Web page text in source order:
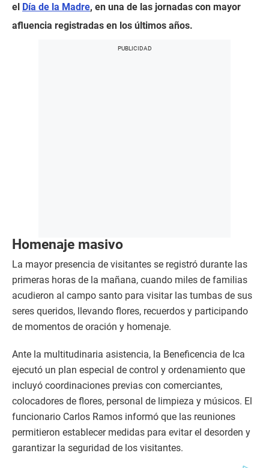
el Día de la Madre, en una de las jornadas con mayor
afluencia registradas en los últimos años.
Homenaje masivo
La mayor presencia de visitantes se registró durante las
primeras horas de la mañana, cuando miles de familias
acudieron al campo santo para visitar las tumbas de sus
seres queridos, llevando flores, recuerdos y participando
de momentos de oración y homenaje.
Ante la multitudinaria asistencia, la Beneficencia de Ica
ejecutó un plan especial de control y ordenamiento que
incluyó coordinaciones previas con comerciantes,
colocadores de flores, personal de limpieza y músicos. El
funcionario Carlos Ramos informó que las reuniones
permitieron establecer medidas para evitar el desorden y
garantizar la seguridad de los visitantes.